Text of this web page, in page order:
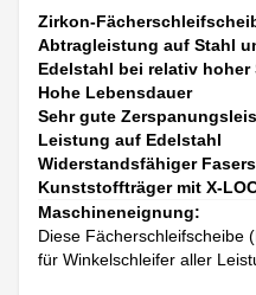
Zirkon-
Abtragleistung auf Stahl
Edelstahl bei relativ hoher
Hohe Lebensdauer
Sehr gute
Leistung auf Edelstahl
Widerstandsfähiger
Kunststoffträger mit X-
Maschineneignung:
Diese Fächerschleifscheibe
für Winkelschleifer aller